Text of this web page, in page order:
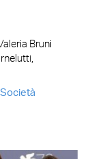
Bruni
Società